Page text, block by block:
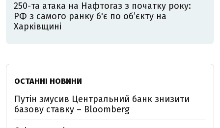
250-та атака на Нафтогаз з початку року:
РФ з самого ранку б'є по об’єкту на
Харківщині
ОСТАННІ НОВИНИ
Путін змусив Центральний банк знизити
базову ставку – Bloomberg